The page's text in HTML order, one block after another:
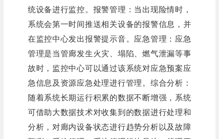
统设备进行监控。报警管理：当出现险情时，
系统会第一时间推送相关设备的报警信息，并
在监控中心发出报警提示音。应急管理：应急
管理是当管廊发生火灾、塌陷、燃气泄漏等事
故时，监控中心可以通过该系统对应急预案应
急信息及资源应急处理进行管理。综合分析：
随着系统长期运行积累的数据不断增强，系统
可借助大数据技术对收集到的数据进行处理和
分析，对廊内设备状态进行趋势分析以及故障